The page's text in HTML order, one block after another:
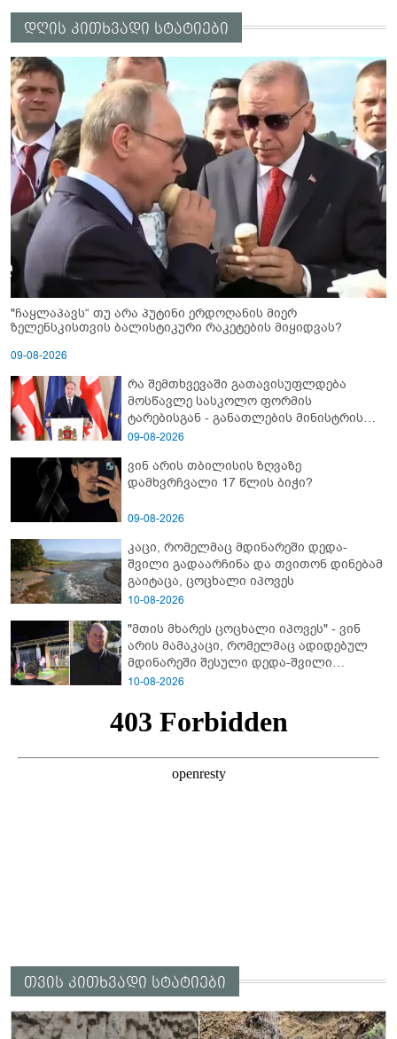
დღის კითხვადი სტატიები
"ჩაყლაპავს“ თუ არა პუტინი ერდოღანის მიერ
ზელენსკისთვის ბალისტიკური რაკეტების მიყიდვას?
09-08-2026
რა შემთხვევაში გათავისუფლდება
მოსწავლე სასკოლო ფორმის
ტარებისგან - განათლების მინისტრის
განმარტება
09-08-2026
ვინ არის თბილისის ზღვაზე
დამხვრჩვალი 17 წლის ბიჭი?
09-08-2026
კაცი, რომელმაც მდინარეში დედა-
შვილი გადაარჩინა და თვითონ დინებამ
გაიტაცა, ცოცხალი იპოვეს
10-08-2026
"მთის მხარეს ცოცხალი იპოვეს" - ვინ
არის მამაკაცი, რომელმაც ადიდებულ
მდინარეში შესული დედა-შვილი
გადაარჩინა
10-08-2026
თვის კითხვადი სტატიები